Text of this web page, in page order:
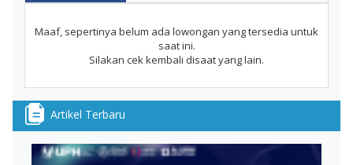
Maaf, sepertinya belum ada lowongan yang tersedia untuk
saat ini.
Silakan cek kembali disaat yang lain.
Artikel Terbaru